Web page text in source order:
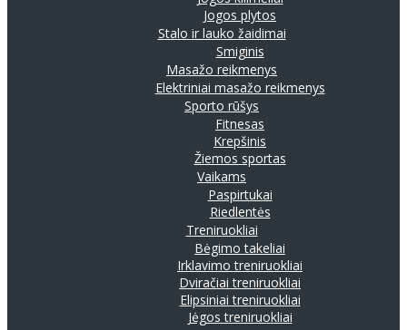
Jogos plytos
Stalo ir lauko žaidimai
Smiginis
Masažo reikmenys
Elektriniai masažo reikmenys
Sporto rūšys
Fitnesas
Krepšinis
Žiemos sportas
Vaikams
Paspirtukai
Riedlentės
Treniruokliai
Bėgimo takeliai
Irklavimo treniruokliai
Dviračiai treniruokliai
Elipsiniai treniruokliai
Jėgos treniruokliai